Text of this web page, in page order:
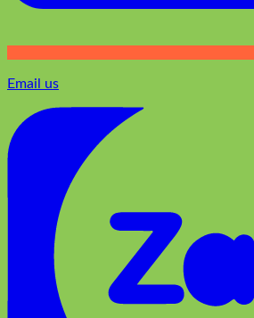
Email us